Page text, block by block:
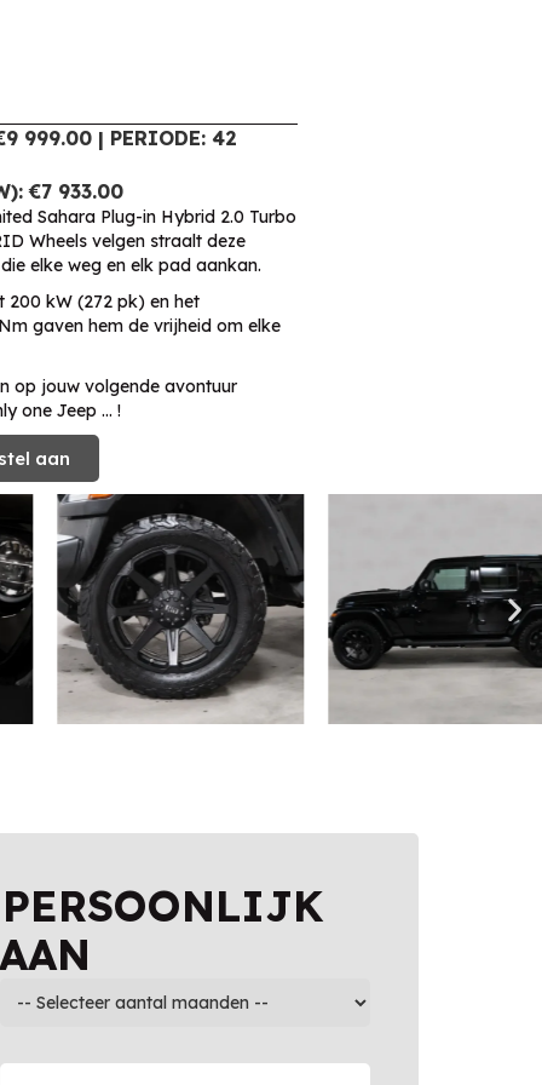
999.00 | PERIODE: 42
€7 933.00
Sahara Plug-in Hybrid 2.0 Turbo
Wheels velgen straalt deze
elke weg en elk pad aankan.
200 kW (272 pk) en het
gaven hem de vrijheid om elke
op jouw volgende avontuur
one Jeep … !
aan